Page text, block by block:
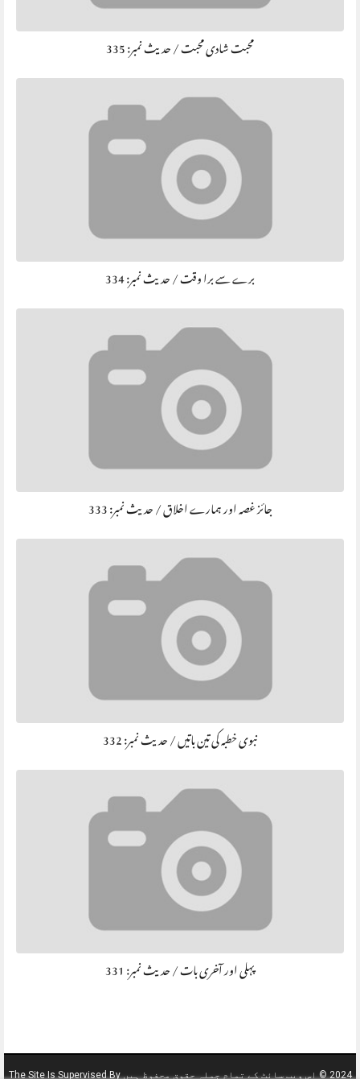
محبت شادی محبت / حديث نمبر: 335
برے سے برا وقت / حديث نمبر: 334
جائز غصہ اور ہمارے اخلاق / حديث نمبر: 333
نبوی خطبہ کی تین باتیں / حديث نمبر: 332
پہلی اور آخری بات / حديث نمبر: 331
2024 © اس ویب سائٹ کے تمام جملہ حقوق محفوظ ہیں The Site Is Supervised By